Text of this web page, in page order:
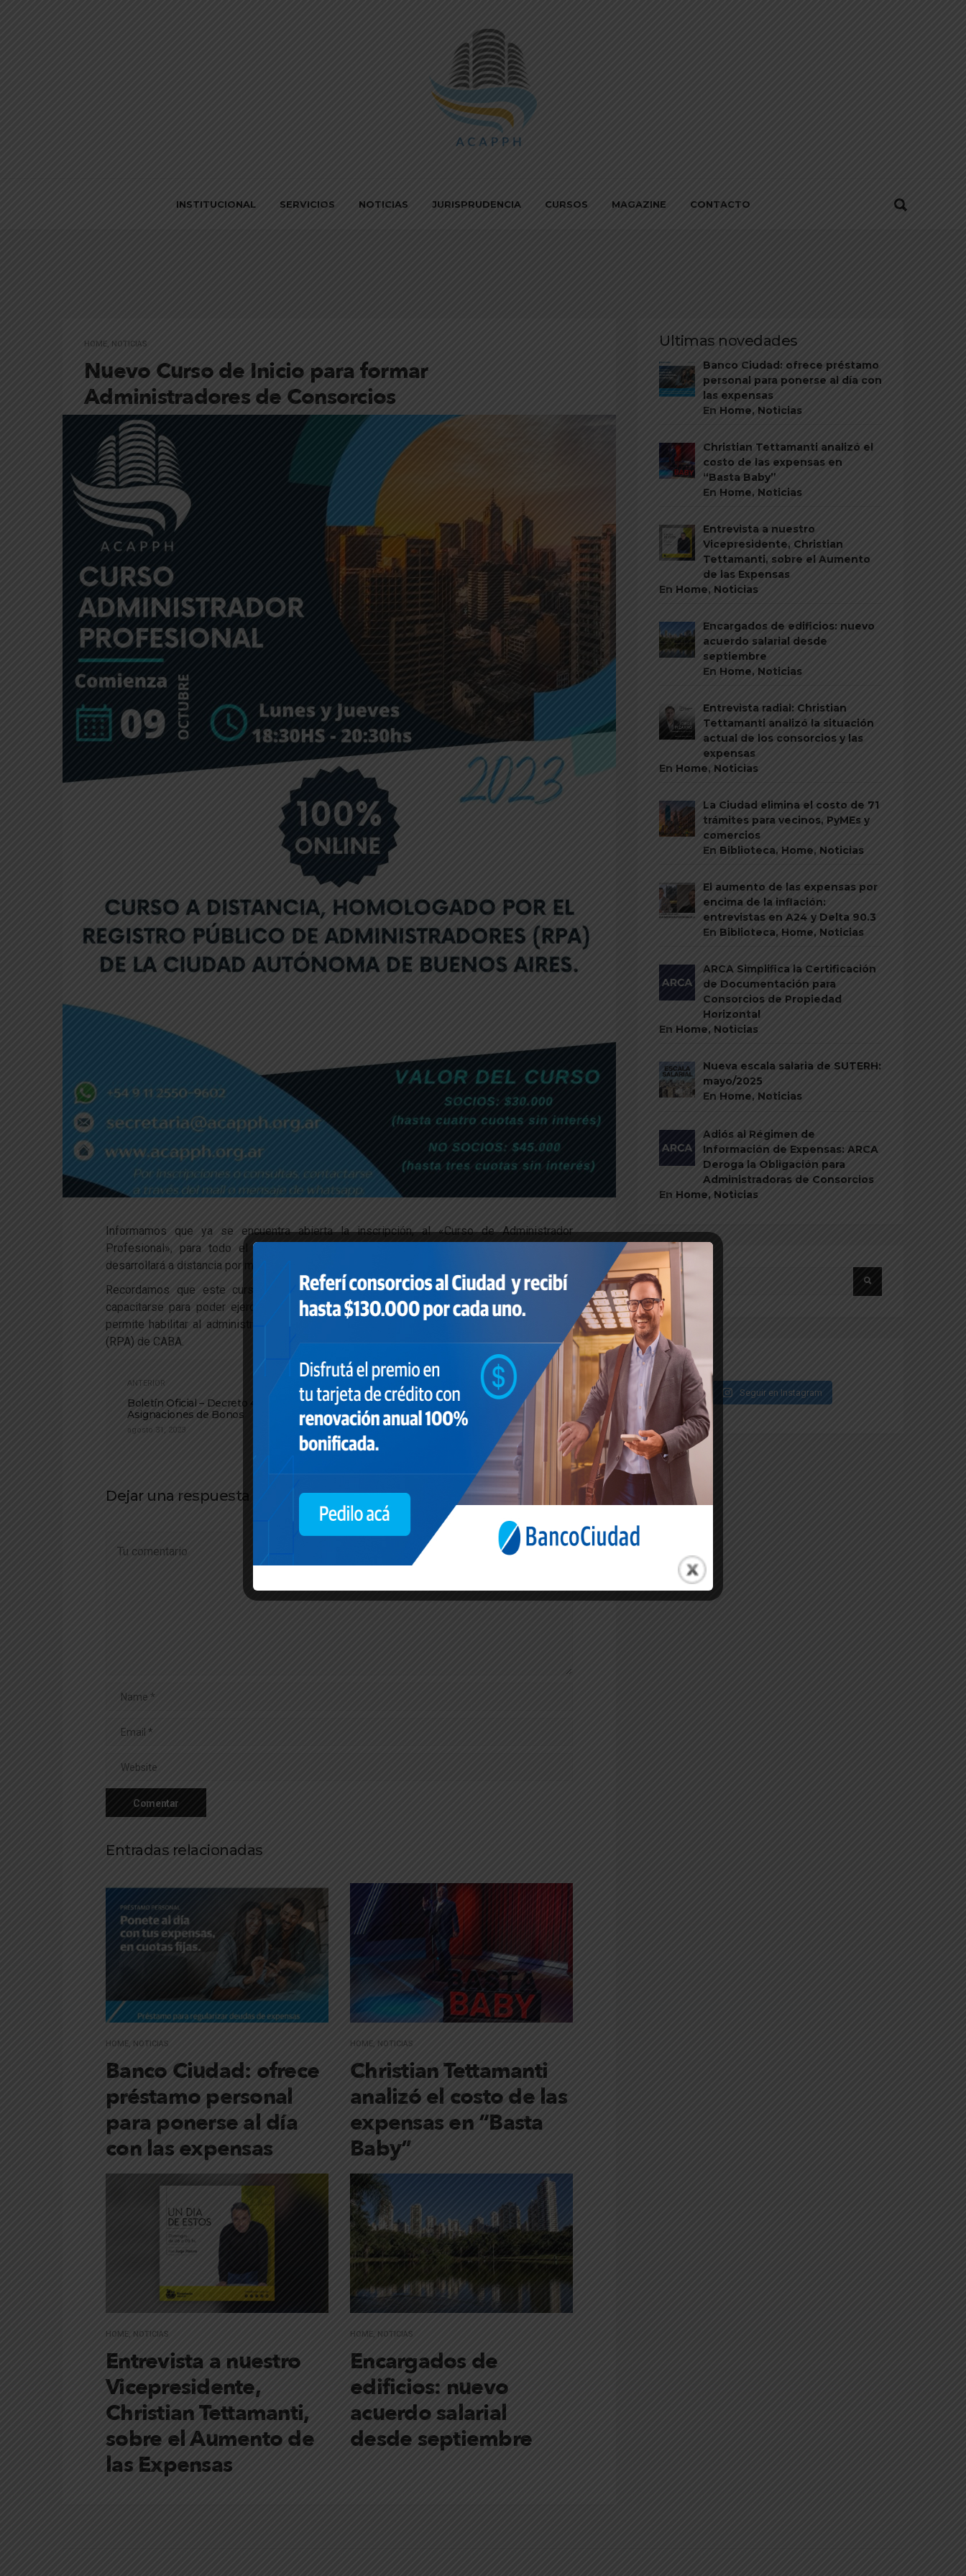
INSTITUCIONAL SERVICIOS NOTICIAS JURISPRUDENCIA CURSOS MAGAZINE CONTACTO
HOME, NOTICIAS
Nuevo Curso de Inicio para formar
Administradores de Consorcios
Informamos que ya se encuentra abierta la inscripción, al «Curso de Administrador
Profesional», para todo el país. La fecha de inicio es el próximo 09/10/2023 y se
desarrollará a distancia por medio de la plataforma ZOOM.
Recordamos que este curso, cuenta con un programa de contenidos el cual permite
capacitarse para poder ejercer la actividad de Administrador de Consorcios y es el que
permite habilitar al administrador, para inscribirse en el Registro Público de Administrador
(RPA) de CABA.
ANTERIOR
Boletín Oficial – Decreto 438/2023:
Asignaciones de Bonos
agosto 31, 2023
SIGUIENTE
ACTUALIZACIÓN DEL FONDO
FIDUCIARIO DE ENFERMEDADES
PROFESIONALES
agosto 31, 2023
Dejar una respuesta
Entradas relacionadas
HOME, NOTICIAS
Banco Ciudad: ofrece
préstamo personal
para ponerse al día
con las expensas
HOME, NOTICIAS
Christian Tettamanti
analizó el costo de las
expensas en “Basta
Baby”
HOME NOTICIAS
Entrevista a nuestro
Vicepresidente,
Christian Tettamanti,
sobre el Aumento de
las Expensas
HOME NOTICIAS
Encargados de
edificios: nuevo
acuerdo salarial
desde septiembre
Ultimas novedades
Banco Ciudad: ofrece préstamo
personal para ponerse al día con
las expensas
En Home, Noticias
Christian Tettamanti analizó el
costo de las expensas en
“Basta Baby”
En Home, Noticias
Entrevista a nuestro
Vicepresidente, Christian
Tettamanti, sobre el Aumento
de las Expensas
En Home, Noticias
Encargados de edificios: nuevo
acuerdo salarial desde
septiembre
En Home, Noticias
Entrevista radial: Christian
Tettamanti analizó la situación
actual de los consorcios y las
expensas
En Home, Noticias
La Ciudad elimina el costo de 71
trámites para vecinos, PyMEs y
comercios
En Biblioteca, Home, Noticias
El aumento de las expensas por
encima de la inflación:
entrevistas en A24 y Delta 90.3
En Biblioteca, Home, Noticias
ARCA Simplifica la Certificación
de Documentación para
Consorcios de Propiedad
Horizontal
En Home, Noticias
Nueva escala salaria de SUTERH:
mayo/2025
En Home, Noticias
Adiós al Régimen de
Información de Expensas: ARCA
Deroga la Obligación para
Administradoras de Consorcios
En Home, Noticias
Seguir en Instagram